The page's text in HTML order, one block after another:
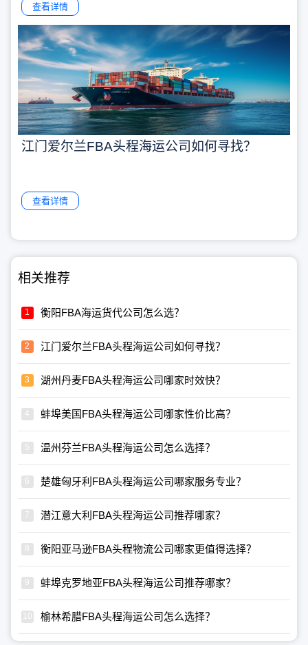
查看详情
江门爱尔兰FBA头程海运公司如何寻找？
查看详情
相关推荐
衡阳FBA海运货代公司怎么选？
江门爱尔兰FBA头程海运公司如何寻找？
湖州丹麦FBA头程海运公司哪家时效快？
蚌埠美国FBA头程海运公司哪家性价比高？
温州芬兰FBA头程海运公司怎么选择？
楚雄匈牙利FBA头程海运公司哪家服务专业？
潜江意大利FBA头程海运公司推荐哪家？
衡阳亚马逊FBA头程物流公司哪家更值得选择？
蚌埠克罗地亚FBA头程海运公司推荐哪家？
榆林希腊FBA头程海运公司怎么选择？